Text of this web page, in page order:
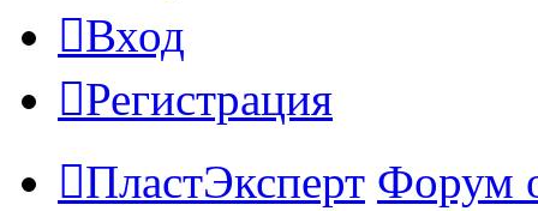
Вход
Регистрация
ПластЭксперт Форум